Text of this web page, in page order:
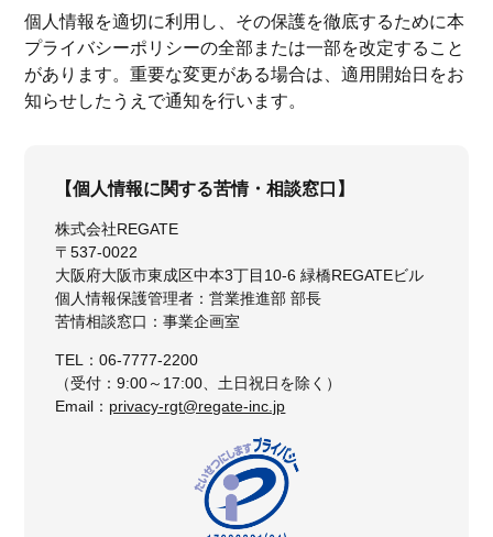
個人情報を適切に利用し、その保護を徹底するために本
プライバシーポリシーの全部または一部を改定すること
があります。重要な変更がある場合は、適用開始日をお
知らせしたうえで通知を行います。
【個人情報に関する苦情・相談窓口】
株式会社REGATE
〒537-0022
大阪府大阪市東成区中本3丁目10-6 緑橋REGATEビル
個人情報保護管理者：営業推進部 部長
苦情相談窓口：事業企画室
TEL：06-7777-2200
（受付：9:00～17:00、土日祝日を除く）
Email： privacy-rgt@regate-inc.jp